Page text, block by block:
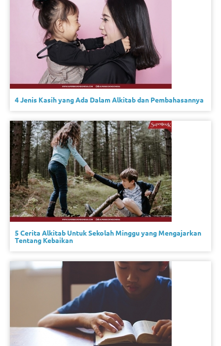
4 Jenis Kasih yang Ada Dalam Alkitab dan Pembahasannya
5 Cerita Alkitab Untuk Sekolah Minggu yang Mengajarkan
Tentang Kebaikan